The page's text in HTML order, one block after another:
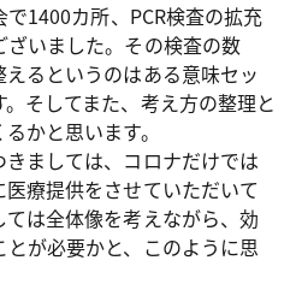
で1400カ所、PCR検査の拡充
いました。その検査の数
るというのはある意味セッ
そしてまた、考え方の整理と
かと思います。
ましては、コロナだけでは
療提供をさせていただいて
は全体像を考えながら、効
が必要かと、このように思